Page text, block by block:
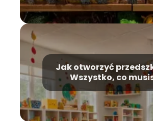
dziesiątkę?
Jak otworzyć
Wszystko, co
wiedzieć